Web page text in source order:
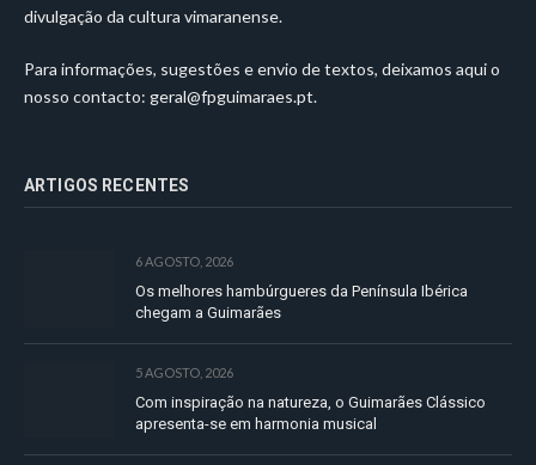
divulgação da cultura vimaranense.
Para informações, sugestões e envio de textos, deixamos aqui o
nosso contacto: geral@fpguimaraes.pt.
ARTIGOS RECENTES
6 AGOSTO, 2026
Os melhores hambúrgueres da Península Ibérica
chegam a Guimarães
5 AGOSTO, 2026
Com inspiração na natureza, o Guimarães Clássico
apresenta-se em harmonia musical